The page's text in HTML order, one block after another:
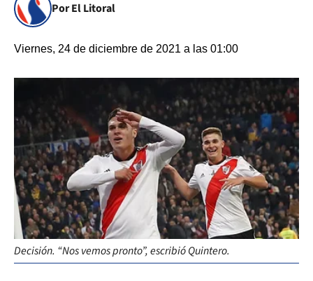
Por El Litoral
Viernes, 24 de diciembre de 2021 a las 01:00
Decisión. “Nos vemos pronto”, escribió Quintero.